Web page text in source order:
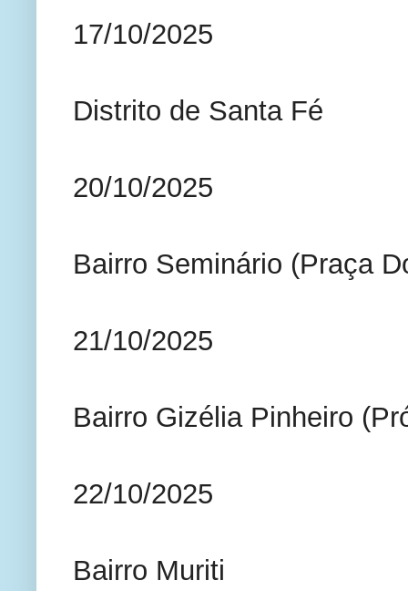
17/10/2025
Distrito de Santa Fé
20/10/2025
Bairro Seminário (Praça
21/10/2025
Bairro Gizélia Pinheiro
22/10/2025
Bairro Muriti